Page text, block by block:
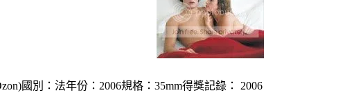
國別：法年份：2006規格：35mm得獎記錄： 2006